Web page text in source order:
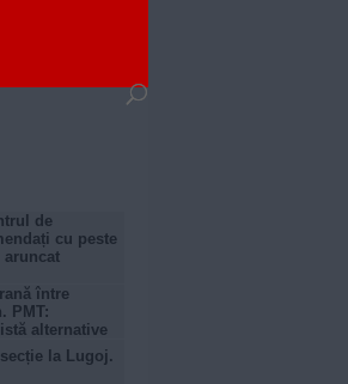
de
cu peste
aruncat
între
PMT:
alternative
la Lugoj.